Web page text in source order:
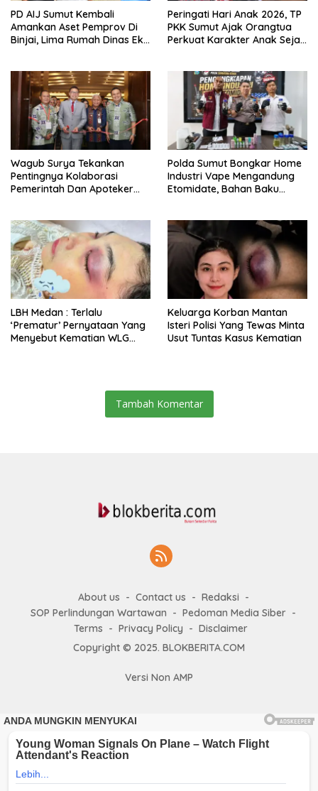
PD AIJ Sumut Kembali
Amankan Aset Pemprov Di
Binjai, Lima Rumah Dinas Eks
Peringati Hari Anak 2026, TP
PKK Sumut Ajak Orangtua
Perkuat Karakter Anak Sejak
Wagub Surya Tekankan
Pentingnya Kolaborasi
Pemerintah Dan Apoteker
Polda Sumut Bongkar Home
Industri Vape Mengandung
Etomidate, Bahan Baku
LBH Medan : Terlalu
‘Prematur’ Pernyataan Yang
Menyebut Kematian WLG
Keluarga Korban Mantan
Isteri Polisi Yang Tewas Minta
Usut Tuntas Kasus Kematian
Tambah Komentar
About us Contact us
Redaksi
SOP Perlindungan Wartawan
Pedoman Media Siber
Terms
Privacy Policy
Disclaimer
Copyright © 2025. BLOKBERITA.COM
Versi Non AMP